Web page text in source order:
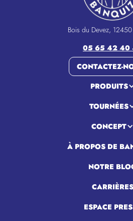
Bois du Devez,
05 65 42 40
CONTACTEZ-
PRODUITS
TOURNÉES
CONCEPT
À PROPOS DE
NOTRE
CARRIÈRES
ESPACE